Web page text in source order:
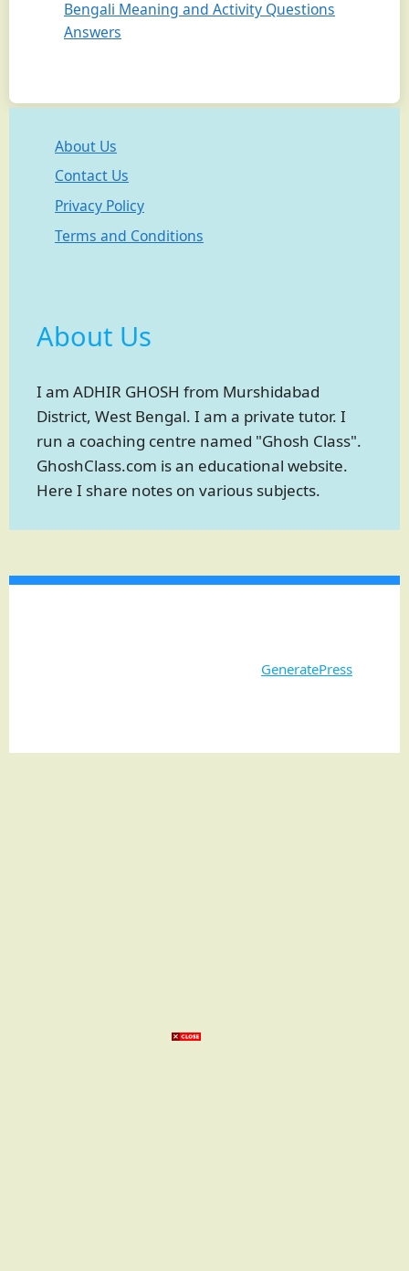
Bengali Meaning and Activity Questions
Answers
About Us
Contact Us
Privacy Policy
Terms and Conditions
About Us
I am ADHIR GHOSH from Murshidabad
District, West Bengal. I am a private tutor. I
run a coaching centre named "Ghosh Class".
GhoshClass.com is an educational website.
Here I share notes on various subjects.
GeneratePress